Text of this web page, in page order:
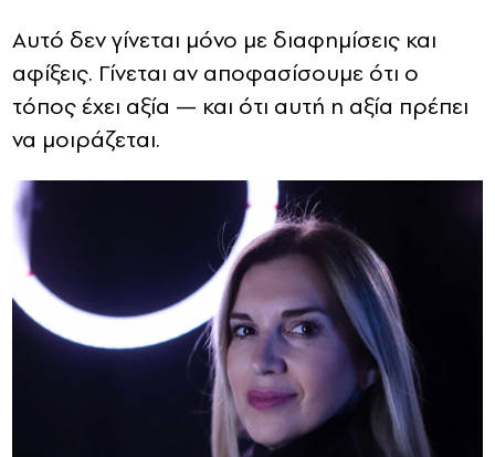
Αυτό δεν γίνεται μόνο με διαφημίσεις και
αφίξεις. Γίνεται αν αποφασίσουμε ότι ο
τόπος έχει αξία — και ότι αυτή η αξία πρέπει
να μοιράζεται.